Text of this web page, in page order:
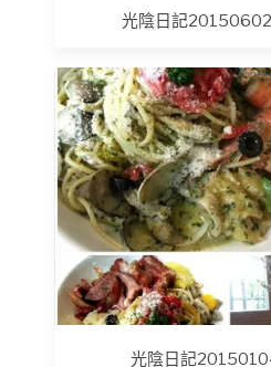
光陰日記
光陰日記